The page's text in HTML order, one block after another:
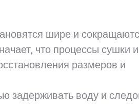
шире и
что процессы сушки и
размеров и
задерживать воду и